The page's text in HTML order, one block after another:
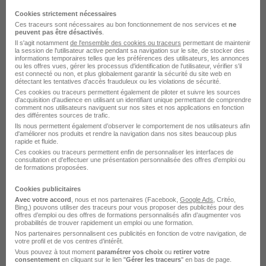
Technicien Service Clients H/F
Loire Ocean Manutention
Saint-Herblain - 44 CDI
Voir l’offre
Technicien SAV Itinérant H/F
Airflux
Cookies strictement nécessaires
Ces traceurs sont nécessaires au bon fonctionnement de nos services et ne
peuvent pas être désactivés
Il s'agit notamment de l'ensemble des cookies ou traceurs permettant de maintenir
la session de l'utilisateur active pendant sa navigation sur le site, de stocker des
informations temporaires telles que les préférences des utilisateurs, les annonces
ou les offres vues, gérer les processus d'identification de l'utilisateur, vérifier s'il
est connecté ou non, et plus globalement garantir la sécurité du site web en
détectant les tentatives d'accès frauduleux ou les violations de sécurité.
Ces cookies ou traceurs permettent également de piloter et suivre les sources
d'acquisition d'audience en utilisant un identifiant unique permettant de comprendre
comment nos utilisateurs naviguent sur nos sites et nos applications en fonction
des différentes sources de trafic.
Ils nous permettent également d’observer le comportement de nos utilisateurs afin
d'améliorer nos produits et rendre la navigation dans nos sites beaucoup plus
rapide et fluide.
Ces cookies ou traceurs permettent enfin de personnaliser les interfaces de
consultation et d'effectuer une présentation personnalisée des offres d'emploi ou
de formations proposées.
Cookies publicitaires
Avec votre accord , nous et nos partenaires (Facebook, Google Ads , Critéo,
Bing,) pouvons utiliser des traceurs pour vous proposer des publicités pour des
offres d’emploi ou des offres de formations personnalisés afin d’augmenter vos
probabilités de trouver rapidement un emploi ou une formation.
Nos partenaires personnalisent ces publicités en fonction de votre navigation, de
votre profil et de vos centres d’intérêt.
Vous pouvez à tout moment paramétrer vos choix ou retirer votre
consentement en cliquant sur le lien "Gérer les traceurs" en bas de page.